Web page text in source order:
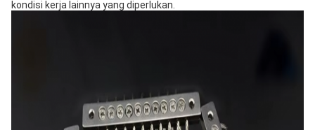
kondisi kerja lainnya yang diperlukan.